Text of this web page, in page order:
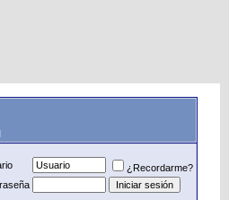
¿Recordarme?